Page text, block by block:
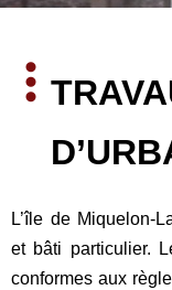
L’île de Miquelon-
et bâti particulier.
conformes aux